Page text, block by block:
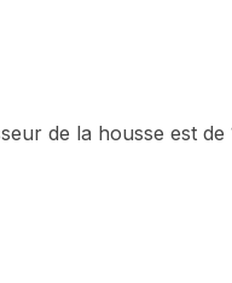
de la housse est de